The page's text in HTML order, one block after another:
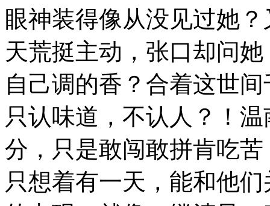
眼神装得像从没见过她
天荒挺主动，张口却问
自己调的香？合着这世
只认味道，不认人？！
分，只是敢闯敢拼肯吃
只想着有一天，能和他